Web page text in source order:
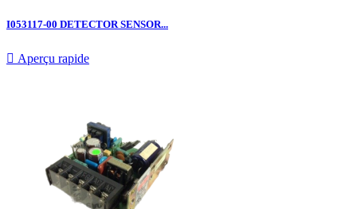
I053117-00 DETECTOR SENSOR...
 Aperçu rapide